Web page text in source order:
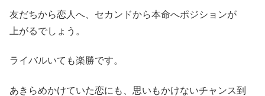
友だちから恋人へ、セカンドから本命へポジションが
上がるでしょう。
ライバルいても楽勝です。
あきらめかけていた恋にも、思いもかけないチャンス到